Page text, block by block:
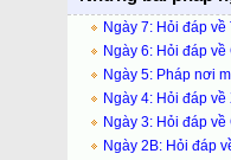
Ngày 7: Hỏi đáp
Ngày 6: Hỏi đáp
Ngày 5: Pháp nơi
Ngày 4: Hỏi đáp
Ngày 3: Hỏi đáp
Ngày 2B: Hỏi đáp